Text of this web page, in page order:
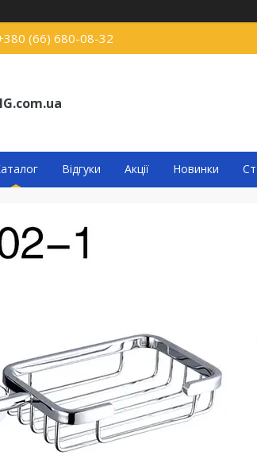
(66) 680-08-32
Відгуки Акції Новинки